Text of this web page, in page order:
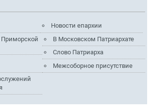
Новости епархии
В Московском Патриархате
Слово Патриарха
Межсоборное присутствие